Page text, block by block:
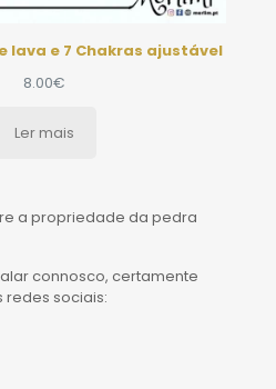
lava e 7 Chakras ajustável
8.00€
Ler mais
a propriedade da pedra
connosco, certamente
redes sociais: